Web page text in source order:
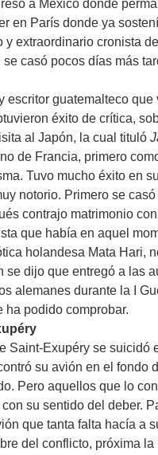
a México donde
en París donde ya
y extraordinario cronista
casó pocos días más
escritor guatemalteco
éxito de crítica,
al Japón, la cual tituló
de Francia, primero
Tuvo mucho éxito en
notorio. Primero se
contrajo matrimonio
que había en aquel
holandesa Mata Hari,
dijo que entregó a las
alemanes durante la I
ha podido comprobar.
Saint-Exupéry se suicidó
su avión en el fondo
Pero aquellos que lo
su sentido del deber.
que tanta falta hacía a
del conflicto, próxima